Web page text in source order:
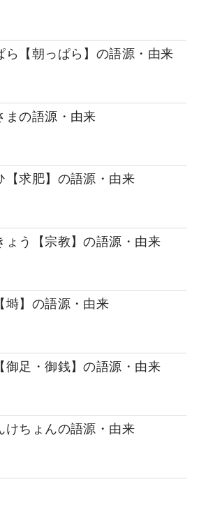
ら【朝っぱら】の語源・由来
まの語源・由来
【求肥】の語源・由来
ょう【宗教】の語源・由来
塒】の語源・由来
御足・御銭】の語源・由来
けちょんの語源・由来